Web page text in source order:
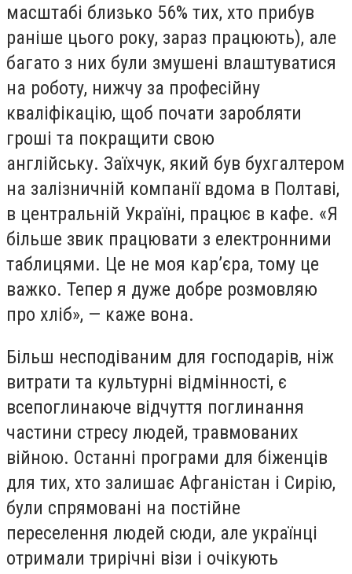
масштабі близько 56% тих, хто прибув
раніше цього року, зараз працюють), але
багато з них були змушені влаштуватися
на роботу, нижчу за професійну
кваліфікацію, щоб почати заробляти
гроші та покращити свою
англійську. Заїхчук, який був бухгалтером
на залізничній компанії вдома в Полтаві,
в центральній Україні, працює в кафе. «Я
більше звик працювати з електронними
таблицями. Це не моя кар’єра, тому це
важко. Тепер я дуже добре розмовляю
про хліб», — каже вона.
Більш несподіваним для господарів, ніж
витрати та культурні відмінності, є
всепоглинаюче відчуття поглинання
частини стресу людей, травмованих
війною. Останні програми для біженців
для тих, хто залишає Афганістан і Сирію,
були спрямовані на постійне
переселення людей сюди, але українці
отримали трирічні візи і очікують